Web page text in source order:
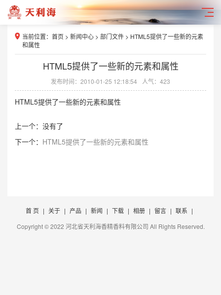
当前位置： 首页 > 新闻中心 > 部门文件 > HTML5提供了一些新的元素
和属性
HTML5提供了一些新的元素和属性
发布时间：2010-01-25 12:18:54 人气：423
HTML5提供了一些新的元素和属性
上一个：没有了
下一个： HTML5提供了一些新的元素和属性
首 页 | 关于 | 产品 | 新闻 | 下载 | 相册 | 留言 | 联系 |
Copyright © 2022 河北省天利海香精香料有限公司 All Rights Reserved.